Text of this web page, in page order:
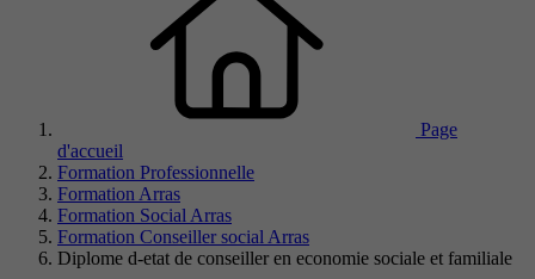
Page
d'accueil
Formation Professionnelle
Formation Arras
Formation Social Arras
Formation Conseiller social Arras
Diplome d-etat de conseiller en economie sociale et familiale